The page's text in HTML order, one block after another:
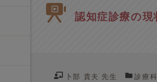
認知症診療の
卜部 貴夫 先生 診療